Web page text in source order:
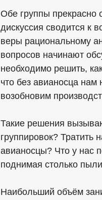
Обе группы прекрасно
дискуссия сводится к
веры рациональному
вопросов начинают
необходимо решить,
что без авианосца нам
возобновим
Такие решения
группировок? Тратить
авианосцы? Что у нас
поднимая столько
Наибольший объём